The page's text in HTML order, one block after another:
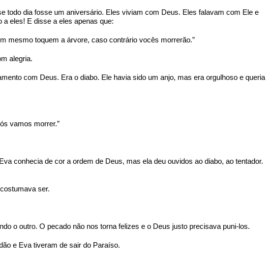
dia fosse um aniversário. Eles viviam com Deus. Eles falavam com Ele e
eles! E disse a eles apenas que:
mesmo toquem a árvore, caso contrário vocês morrerão.”
alegria.
com Deus. Era o diabo. Ele havia sido um anjo, mas era orgulhoso e queria
vamos morrer.”
conhecia de cor a ordem de Deus, mas ela deu ouvidos ao diabo, ao tentador.
ser.
o outro. O pecado não nos torna felizes e o Deus justo precisava puni-los.
e Eva tiveram de sair do Paraíso.